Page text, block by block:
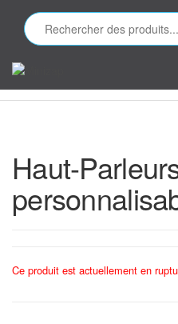
contenu
publicitaires
Haut-
Ce produit est actuellement en